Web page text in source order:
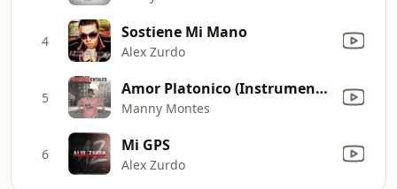
4 Sostiene Mi Mano
Alex Zurdo
5 Amor Platonico (Instrumental)
Manny Montes
6 Mi GPS
Alex Zurdo